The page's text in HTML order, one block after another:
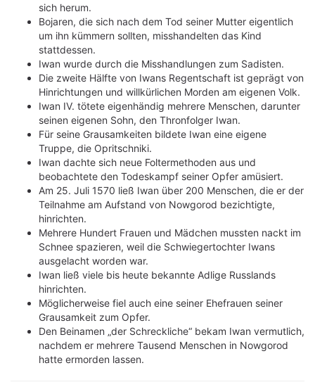
sich herum.
Bojaren, die sich nach dem Tod seiner Mutter eigentlich
um ihn kümmern sollten, misshandelten das Kind
stattdessen.
Iwan wurde durch die Misshandlungen zum Sadisten.
Die zweite Hälfte von Iwans Regentschaft ist geprägt von
Hinrichtungen und willkürlichen Morden am eigenen Volk.
Iwan IV. tötete eigenhändig mehrere Menschen, darunter
seinen eigenen Sohn, den Thronfolger Iwan.
Für seine Grausamkeiten bildete Iwan eine eigene
Truppe, die Opritschniki.
Iwan dachte sich neue Foltermethoden aus und
beobachtete den Todeskampf seiner Opfer amüsiert.
Am 25. Juli 1570 ließ Iwan über 200 Menschen, die er der
Teilnahme am Aufstand von Nowgorod bezichtigte,
hinrichten.
Mehrere Hundert Frauen und Mädchen mussten nackt im
Schnee spazieren, weil die Schwiegertochter Iwans
ausgelacht worden war.
Iwan ließ viele bis heute bekannte Adlige Russlands
hinrichten.
Möglicherweise fiel auch eine seiner Ehefrauen seiner
Grausamkeit zum Opfer.
Den Beinamen „der Schreckliche“ bekam Iwan vermutlich,
nachdem er mehrere Tausend Menschen in Nowgorod
hatte ermorden lassen.